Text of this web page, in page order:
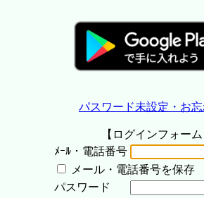
パスワード未設定・お
【ログインフォーム
ﾒｰﾙ・電話番号
メール・電話番号を保存
パスワード